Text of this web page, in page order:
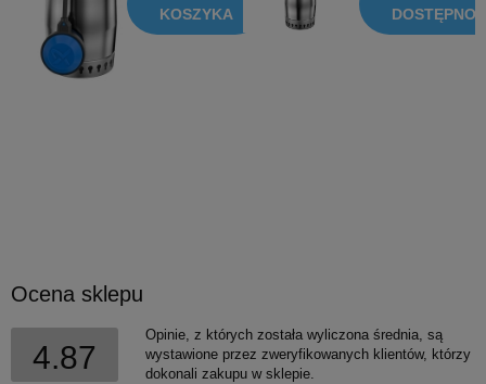
KOSZYKA
Ocena sklepu
4.87
Opinie, z których została wyliczona średnia, są
wystawione przez zweryfikowanych klientów, którzy
dokonali zakupu w sklepie.